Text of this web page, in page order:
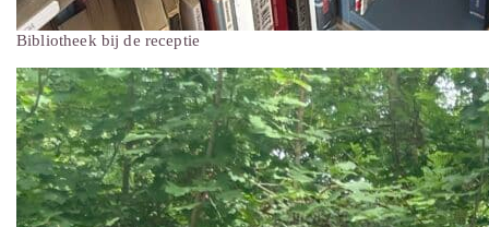
Bibliotheek bij de receptie